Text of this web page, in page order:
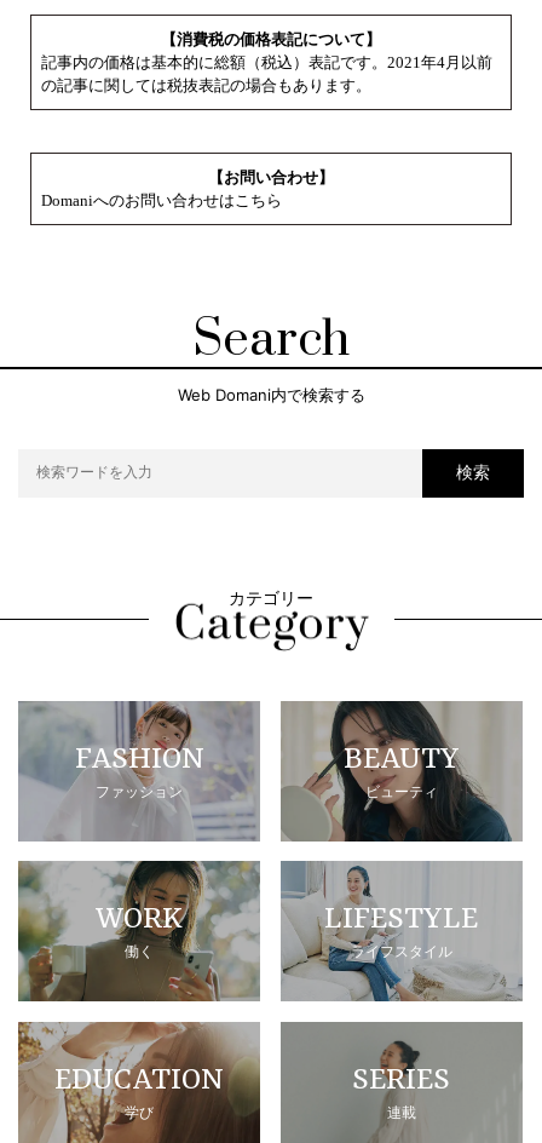
【消費税の価格表記について】
記事内の価格は基本的に総額（税込）表記です。2021年4月以前
の記事に関しては税抜表記の場合もあります。
【お問い合わせ】
Domaniへのお問い合わせはこちら
Search
Web Domani内で検索する
検索
カテゴリー
FASHION
ファッション
BEAUTY
ビューティ
WORK
働く
LIFESTYLE
ライフスタイル
EDUCATION
学び
SERIES
連載